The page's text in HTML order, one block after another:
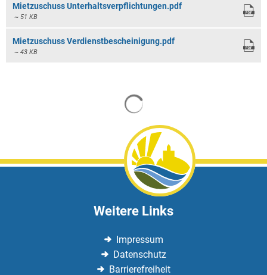
Mietzuschuss Unterhaltsverpflichtungen.pdf
~ 51 KB
Mietzuschuss Verdienstbescheinigung.pdf
~ 43 KB
Weitere Links
Impressum
Datenschutz
Barrierefreiheit